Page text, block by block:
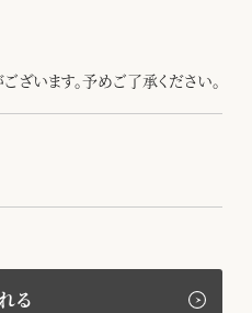
ざいます。予めご了承ください。
る